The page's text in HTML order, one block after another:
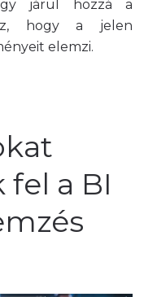
járul hozzá a
hogy a jelen
elemzi.
a BI